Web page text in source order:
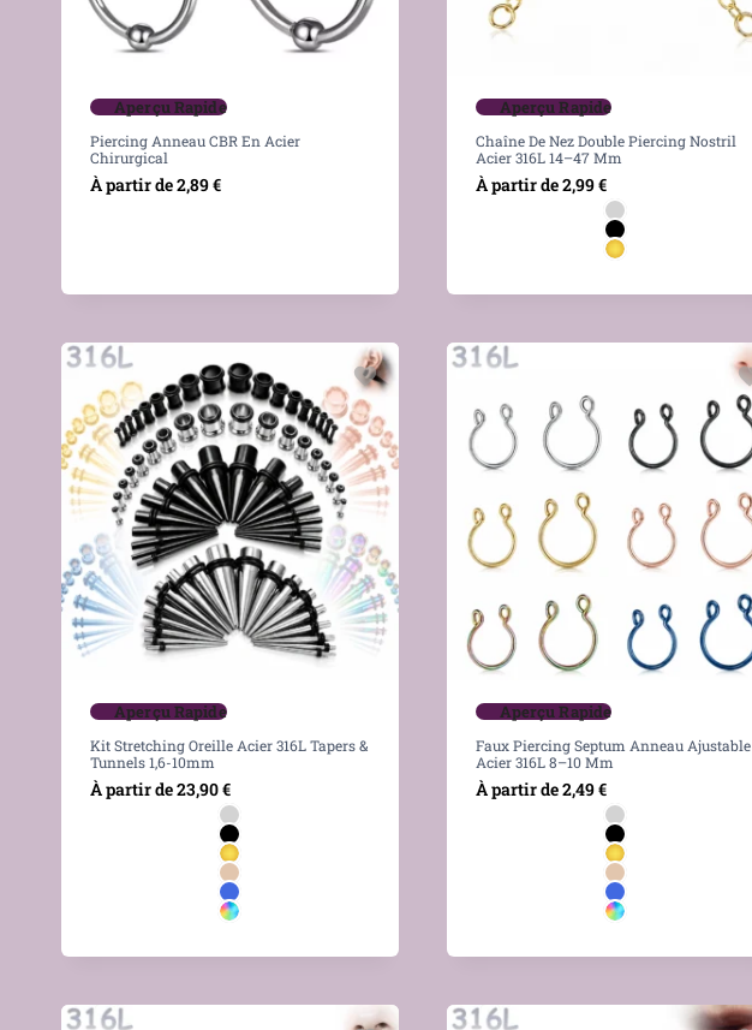
Aperçu Rapide
Piercing Anneau CBR En Acier
Chirurgical
À partir de2,89€
Aperçu Rapide
Chaîne De Nez Double Piercing Nostril
Acier 316L 14–47 Mm
À partir de2,99€
Aperçu Rapide
Kit Stretching Oreille Acier 316L Tapers &
Tunnels 1,6-10mm
À partir de23,90€
Aperçu Rapide
Faux Piercing Septum Anneau Ajustable
Acier 316L 8–10 Mm
À partir de2,49€